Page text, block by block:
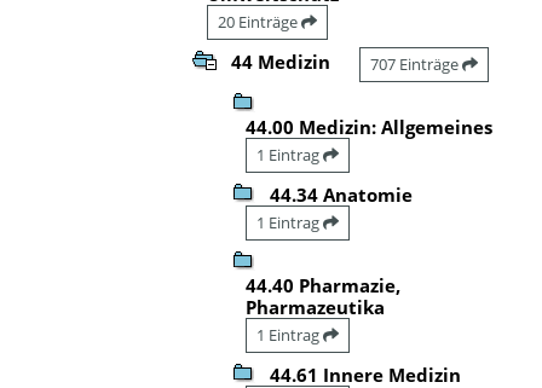
20 Einträge
44 Medizin 707 Einträge
44.00 Medizin: Allgemeines
1 Eintrag
44.34 Anatomie
1 Eintrag
44.40 Pharmazie,
Pharmazeutika
1 Eintrag
44.61 Innere Medizin